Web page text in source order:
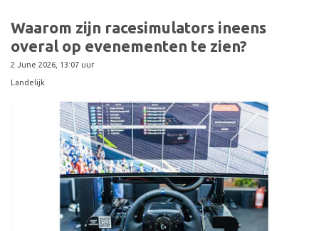
Waarom zijn racesimulators ineens
overal op evenementen te zien?
2 June 2026, 13:07 uur
Landelijk